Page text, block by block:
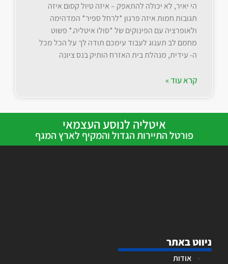
הי יאיר, לא יכולה להתאפק – איזה טיול קסום איזה
תגובות חמות איזה פרגון *לרחל ספיר* המדהימה
ולאופרציה עם הפינוקים של *סולו איטליה.* פשוט
מחמם לב תענוג לעבוד עימכם תודה לך על הכל מכל
ה- עידית, מנהלת בית האזרח הותיק בנס ציונה
קרא עוד »
איטליה לנוסע העצמאי
פורטל התיירות הגדול והמקיף לארץ המגף
ניווט באתר
אודות